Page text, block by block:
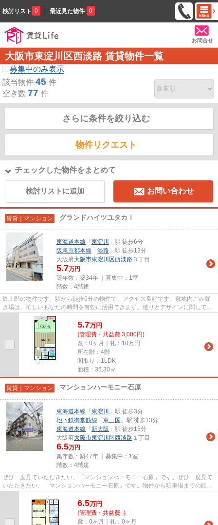
検討リスト 0 最近見た物件 0
お問合せ
大阪市東淀川区西淡路 賃貸物件一覧
募集中のみ表示
該当物件 45 件
空き数 77 件
さらに条件を絞り込む
物件リクエスト
チェックした物件をまとめて
検討リストに追加 お問い合わせ
賃貸｜マンション グランドハイツユタカⅠ
東海道本線 「 東淀川
」駅 徒歩6分
阪急京都本線 「 淡路 」駅 徒歩13分
大阪府大阪市東淀川区西淡路 ３丁目
5.7万円
築年数：築34年 ｜募集中： 1室
階数：4階建
最上階の物件です。駅から徒歩6分の物件で、アクセス良好です。敷地内ごみ置
き場は、忙しいあなたの時間を有効に活用できます。造りとデザインに関して、
自信をもって情報を提供できる...
5.7万円
(管理費・共益費 3,000円)
敷：0ヶ月｜礼：10万円
所在階：4階
間取り：1LDK
面積：35.30㎡
賃貸｜マンション マンションハーモニー石原
東海道本線 「 東淀川
」駅 徒歩3分
地下鉄御堂筋線 「 東三国 」駅 徒歩13分
東海道本線 「 新大阪 」駅 徒歩15分
大阪府大阪市東淀川区西淡路 １丁目
6.5万円
築年数：築47年 ｜募集中： 1室
階数：4階建
ぜひ一度見ていただきたい、「マンションハーモニー石原」です。ぜひ一度見て
いただきたい、「マンションハーモニー石原」です。物件から駐車場までの距離
6.5万円
(管理費・共益費 -)
敷：0ヶ月｜礼：0ヶ月